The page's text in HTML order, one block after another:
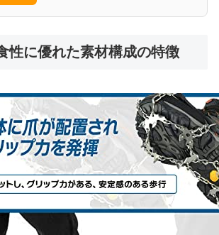
性に優れた素材構成の特徴